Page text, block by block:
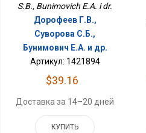
S.B., Bunimovich E.A. i dr.
Дорофеев Г.В.,
Суворова С.Б.,
Бунимович Е.А. и др.
Артикул: 1421894
$39.16
Доставка за 14–20 дней
КУПИТЬ